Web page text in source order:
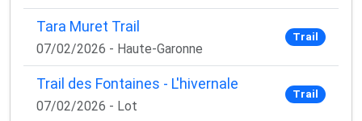
Tara Muret Trail
07/02/2026 - Haute-Garonne
Trail
Trail des Fontaines - L'hivernale
07/02/2026 - Lot
Trail